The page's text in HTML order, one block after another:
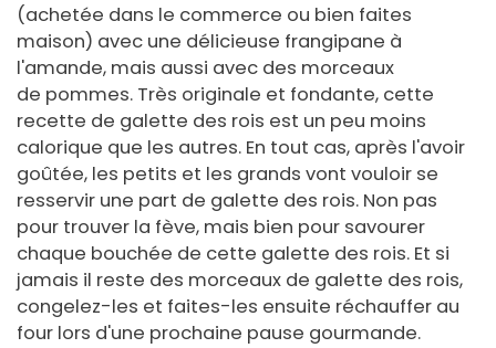
(achetée dans le commerce ou bien faites
maison) avec une délicieuse frangipane à
l'amande, mais aussi avec des morceaux
de pommes. Très originale et fondante, cette
recette de galette des rois est un peu moins
calorique que les autres. En tout cas, après l'avoir
goûtée, les petits et les grands vont vouloir se
resservir une part de galette des rois. Non pas
pour trouver la fève, mais bien pour savourer
chaque bouchée de cette galette des rois. Et si
jamais il reste des morceaux de galette des rois,
congelez-les et faites-les ensuite réchauffer au
four lors d'une prochaine pause gourmande.